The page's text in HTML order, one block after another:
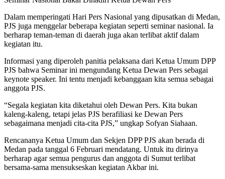
Dalam memperingati Hari Pers Nasional yang dipusatkan di Medan,
PJS juga menggelar beberapa kegiatan seperti seminar nasional. Ia
berharap teman-teman di daerah juga akan terlibat aktif dalam
kegiatan itu.
Informasi yang diperoleh panitia pelaksana dari Ketua Umum DPP
PJS bahwa Seminar ini mengundang Ketua Dewan Pers sebagai
keynote speaker. Ini tentu menjadi kebanggaan kita semua sebagai
anggota PJS.
“Segala kegiatan kita diketahui oleh Dewan Pers. Kita bukan
kaleng-kaleng, tetapi jelas PJS berafiliasi ke Dewan Pers
sebagaimana menjadi cita-cita PJS,” ungkap Sofyan Siahaan.
Rencananya Ketua Umum dan Sekjen DPP PJS akan berada di
Medan pada tanggal 6 Februari mendatang. Untuk itu dirinya
berharap agar semua pengurus dan anggota di Sumut terlibat
bersama-sama mensukseskan kegiatan Akbar ini.